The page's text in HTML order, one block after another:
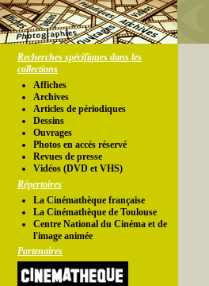
Recherches spécifiques dans les
collections
Affiches
Archives
Articles de périodiques
Dessins
Ouvrages
Photos en accés réservé
Revues de presse
Vidéos (DVD et VHS)
Répertoires
La Cinémathèque française
La Cinémathèque de Toulouse
Centre National du Cinéma et de
l'image animée
Partenaires